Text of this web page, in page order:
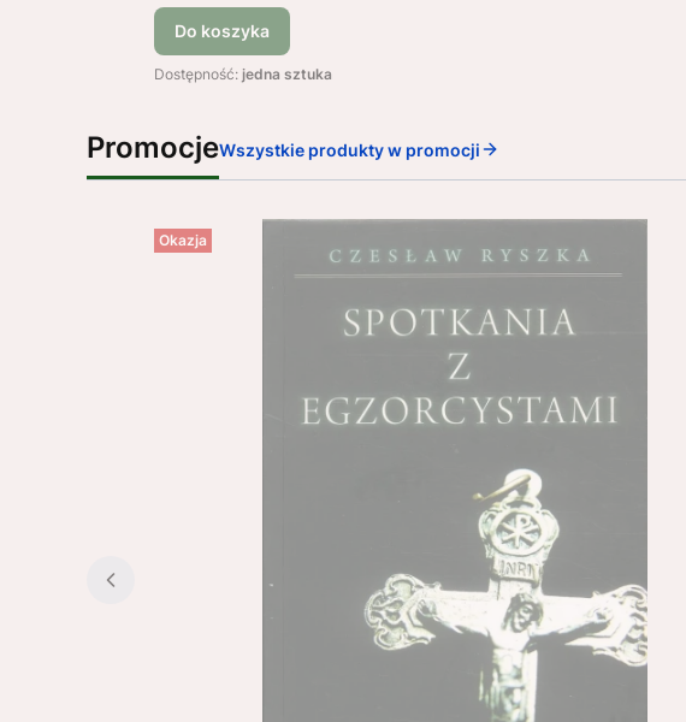
Do koszyka
Dostępność: jedna sztuka
PromocjeWszystkie produkty w promocji
Okazja